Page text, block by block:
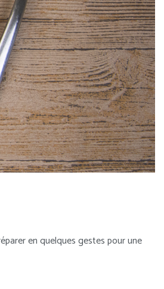
en quelques gestes pour une